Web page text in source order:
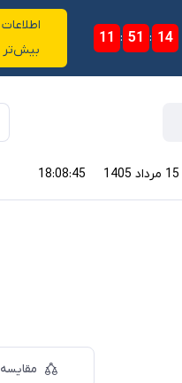
11 : 51 : 14
اطلاعات
بیش‌تر
18:08:45
مقایسه